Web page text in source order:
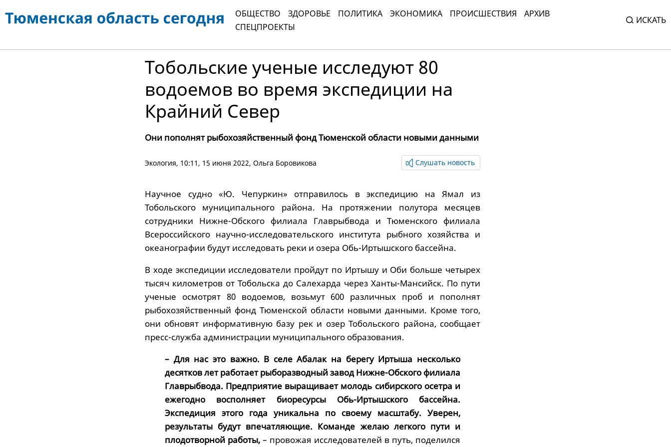
ОБЩЕСТВО ЗДОРОВЬЕ ПОЛИТИКА ЭКОНОМИКА ПРОИСШЕСТВИЯ
АРХИВ
СПЕЦПРОЕКТЫ
ИСКАТЬ
Тобольские ученые исследуют 80
водоемов во время экспедиции на
Крайний Север
Они пополнят рыбохозяйственный фонд Тюменской области новыми данными
Экология, 10:11, 15 июня 2022, Ольга Боровикова Слушать новость
Научное судно «Ю. Чепуркин» отправилось в экспедицию на Ямал из
Тобольского муниципального района. На протяжении полутора месяцев
сотрудники Нижне-Обского филиала Главрыбвода и Тюменского филиала
Всероссийского научно-исследовательского института рыбного хозяйства и
океанографии будут исследовать реки и озера Обь-Иртышского бассейна.
В ходе экспедиции исследователи пройдут по Иртышу и Оби больше четырех
тысяч километров от Тобольска до Салехарда через Ханты-Мансийск. По пути
ученые осмотрят 80 водоемов, возьмут 600 различных проб и пополнят
рыбохозяйственный фонд Тюменской области новыми данными. Кроме того,
они обновят информативную базу рек и озер Тобольского района, сообщает
пресс-служба администрации муниципального образования.
– Для нас это важно. В селе Абалак на берегу Иртыша несколько
десятков лет работает рыборазводный завод Нижне-Обского филиала
Главрыбвода. Предприятие выращивает молодь сибирского осетра и
ежегодно восполняет биоресурсы Обь-Иртышского бассейна.
Экспедиция этого года уникальна по своему масштабу. Уверен,
результаты будут впечатляющие. Команде желаю легкого пути и
плодотворной работы, – провожая исследователей в путь, поделился